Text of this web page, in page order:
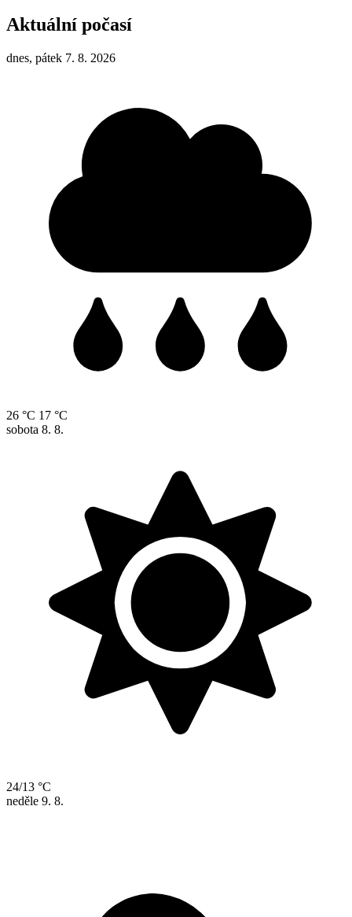
Aktuální počasí
dnes, pátek 7. 8. 2026
26 °C 17 °C
sobota 8. 8.
24/13 °C
neděle 9. 8.